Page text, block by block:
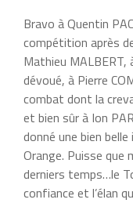
Bravo à Quentin
compétition après
Mathieu MALBERT,
dévoué, à Pierre
combat dont la
et bien sûr à Ion
donné une bien
Orange. Puisse que
derniers temps…le
confiance et l’élan